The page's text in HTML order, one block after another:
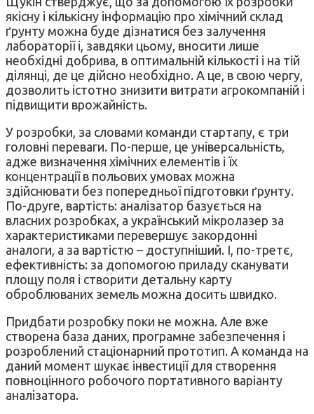
якісну і кількісну інформацію про хімічний склад
ґрунту можна буде дізнатися без залучення
лабораторії і, завдяки цьому, вносити лише
необхідні добрива, в оптимальній кількості і на тій
ділянці, де це дійсно необхідно. А це, в свою чергу,
дозволить істотно знизити витрати агрокомпаній і
підвищити врожайність.
У розробки, за словами команди стартапу, є три
головні переваги. По-перше, це універсальність,
адже визначення хімічних елементів і їх
концентрації в польових умовах можна
здійснювати без попередньої підготовки ґрунту.
По-друге, вартість: аналізатор базується на
власних розробках, а український мікролазер за
характеристиками перевершує закордонні
аналоги, а за вартістю – доступніший. І, по-третє,
ефективність: за допомогою приладу сканувати
площу поля і створити детальну карту
оброблюваних земель можна досить швидко.
Придбати розробку поки не можна. Але вже
створена база даних, програмне забезпечення і
розроблений стаціонарний прототип. А команда на
даний момент шукає інвестиції для створення
повноцінного робочого портативного варіанту
аналізатора.